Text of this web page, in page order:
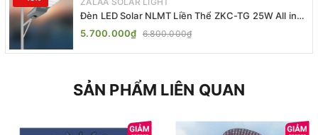
Đèn LED Solar NLMT Liền Thể ZKC-TG 25W All in
One | ZALAA Street Light
5.700.000₫ 6.800.000₫
SẢN PHẨM LIÊN QUAN